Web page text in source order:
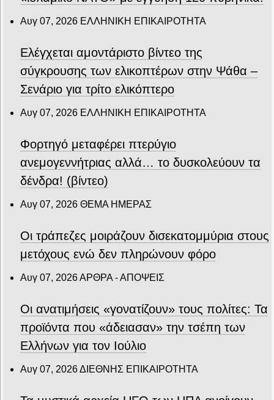
Αυγ 07, 2026 ΕΛΛΗΝΙΚΗ ΕΠΙΚΑΙΡΟΤΗΤΑ
Ελέγχεται αμοντάριστο βίντεο της
σύγκρουσης των ελικοπτέρων στην Ψάθα –
Σενάριο για τρίτο ελικόπτερο
Αυγ 07, 2026 ΕΛΛΗΝΙΚΗ ΕΠΙΚΑΙΡΟΤΗΤΑ
Φορτηγό μεταφέρει πτερύγιο
ανεμογεννήτριας αλλά… το δυσκολεύουν τα
δένδρα! (βίντεο)
Αυγ 07, 2026 ΘΕΜΑ ΗΜΕΡΑΣ
Οι τράπεζες μοιράζουν δισεκατομμύρια στους
μετόχους ενώ δεν πληρώνουν φόρο
Αυγ 07, 2026ΑΡΘΡΑ - ΑΠΟΨΕΙΣ
Οι ανατιμήσεις «γονατίζουν» τους πολίτες: Τα
προϊόντα που «άδειασαν» την τσέπη των
Ελλήνων για τον Ιούλιο
Αυγ 07, 2026ΔΙΕΘΝΗΣ ΕΠΙΚΑΙΡΟΤΗΤΑ